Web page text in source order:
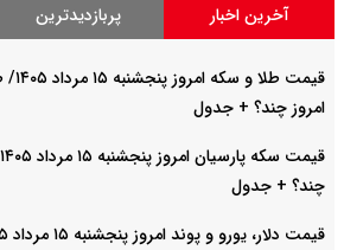
آخرین اخبار پربازدیدترین
امروز چند؟ + جدول
چند؟ + جدول